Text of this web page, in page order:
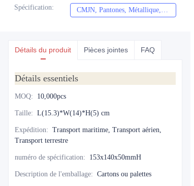
Spécification: CMJN, Pantones, Métallique, Couleur de repère, etc.
Détails du produit Pièces jointes FAQ
Détails essentiels
MOQ: 10,000pcs
Taille: L(15.3)*W(14)*H(5) cm
Expédition: Transport maritime, Transport aérien,
Transport terrestre
numéro de spécification: 153x140x50mmH
Description de l'emballage: Cartons ou palettes